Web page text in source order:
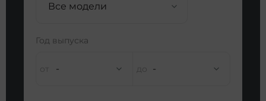
Все модели
Год выпуска
- -